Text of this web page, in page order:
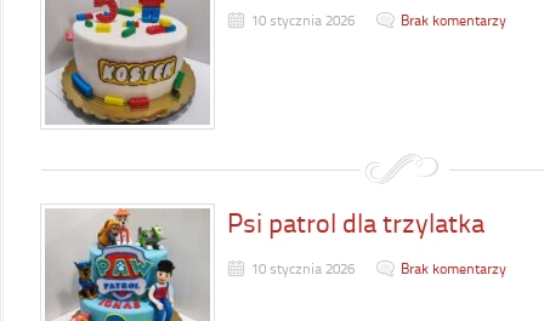
10 stycznia 2026 Brak komentarzy
Psi patrol dla trzylatka
10 stycznia 2026 Brak komentarzy